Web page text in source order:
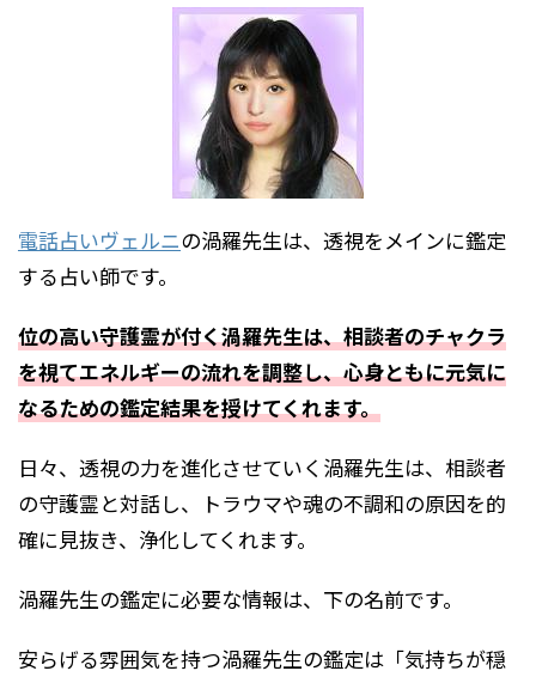
電話占いヴェルニの渦羅先生は、透視をメインに鑑定
する占い師です。
位の高い守護霊が付く渦羅先生は、相談者のチャクラ
を視てエネルギーの流れを調整し、心身ともに元気に
なるための鑑定結果を授けてくれます。
日々、透視の力を進化させていく渦羅先生は、相談者
の守護霊と対話し、トラウマや魂の不調和の原因を的
確に見抜き、浄化してくれます。
渦羅先生の鑑定に必要な情報は、下の名前です。
安らげる雰囲気を持つ渦羅先生の鑑定は「気持ちが穏